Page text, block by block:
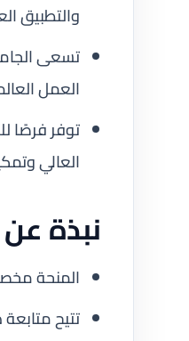
والتطبيق
تسعى
العمل
توفر فرصًا
العالي
نبذة
المنحة
تتيح